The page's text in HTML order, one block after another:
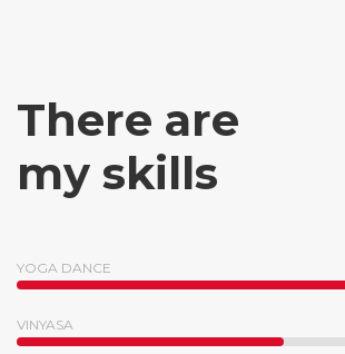
There are
my skills
YOGA DANCE
VINYASA